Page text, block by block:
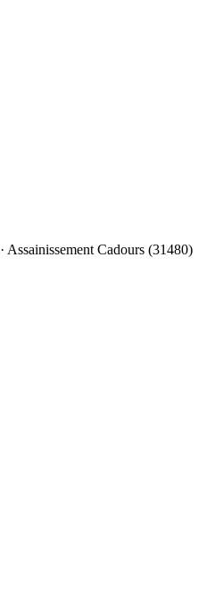
· Assainissement Cadours (31480)